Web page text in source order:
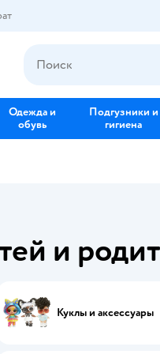
Одежда и
обувь
Подгузники и
гигиена
и
Куклы и аксессуары